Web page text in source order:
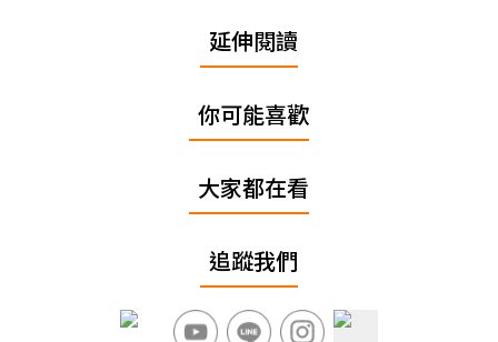
延伸閱讀
你可能喜歡
大家都在看
追蹤我們